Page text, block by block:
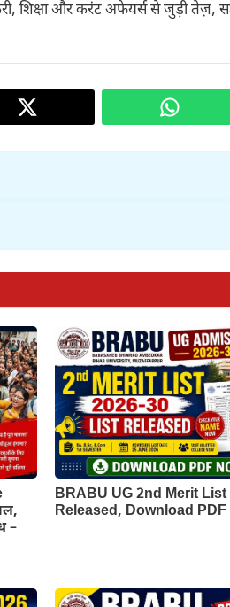
शिक्षा और करंट अफेयर्स से जुड़ी तेज़,
–
BRABU UG 2nd Merit List
Released, Download